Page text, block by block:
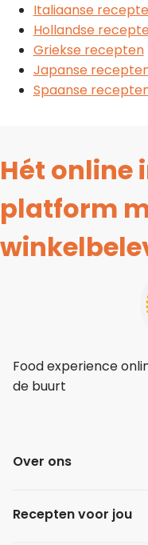
Italiaanse
Hollandse
Griekse recepten
Japanse
Spaanse
Hét online
platform
Food experience
de buurt
Over ons
Recepten voor jou